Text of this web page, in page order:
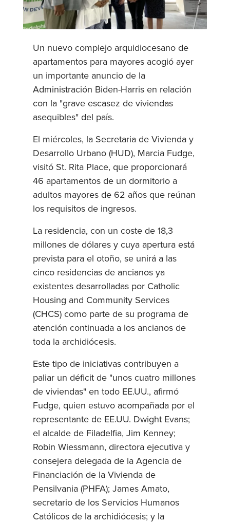
Un nuevo complejo arquidiocesano de
apartamentos para mayores acogió ayer
un importante anuncio de la
Administración Biden-Harris en relación
con la "grave escasez de viviendas
asequibles" del país.
El miércoles, la Secretaria de Vivienda y
Desarrollo Urbano (HUD), Marcia Fudge,
visitó St. Rita Place, que proporcionará
46 apartamentos de un dormitorio a
adultos mayores de 62 años que reúnan
los requisitos de ingresos.
La residencia, con un coste de 18,3
millones de dólares y cuya apertura está
prevista para el otoño, se unirá a las
cinco residencias de ancianos ya
existentes desarrolladas por Catholic
Housing and Community Services
(CHCS) como parte de su programa de
atención continuada a los ancianos de
toda la archidiócesis.
Este tipo de iniciativas contribuyen a
paliar un déficit de "unos cuatro millones
de viviendas" en todo EE.UU., afirmó
Fudge, quien estuvo acompañada por el
representante de EE.UU. Dwight Evans;
el alcalde de Filadelfia, Jim Kenney;
Robin Wiessmann, directora ejecutiva y
consejera delegada de la Agencia de
Financiación de la Vivienda de
Pensilvania (PHFA); James Amato,
secretario de los Servicios Humanos
Católicos de la archidiócesis; y la